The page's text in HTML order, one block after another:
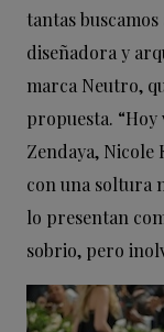
tantas
diseñadora y
marca Neutro,
propuesta. “Hoy
Zendaya, Nicole
con una soltura
lo presentan
sobrio, pero